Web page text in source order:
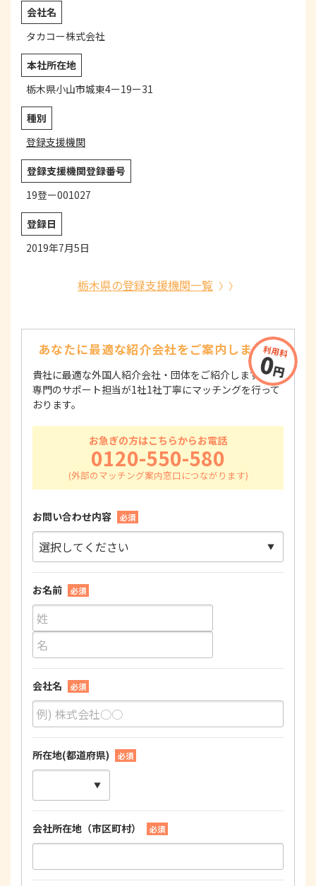
会社名
タカコー株式会社
本社所在地
栃木県小山市城東4ー19ー31
種別
登録支援機関
登録支援機関登録番号
19登ー001027
登録日
2019年7月5日
栃木県の登録支援機関一覧
あなたに最適な紹介会社をご案内します！
貴社に最適な外国人紹介会社・団体をご紹介します！
専門のサポート担当が1社1社丁寧にマッチングを行って
おります。
お急ぎの方はこちらからお電話
0120-550-580
お問い合わせ内容 必須
お名前 必須
会社名 必須
所在地(都道府県) 必須
会社所在地（市区町村） 必須